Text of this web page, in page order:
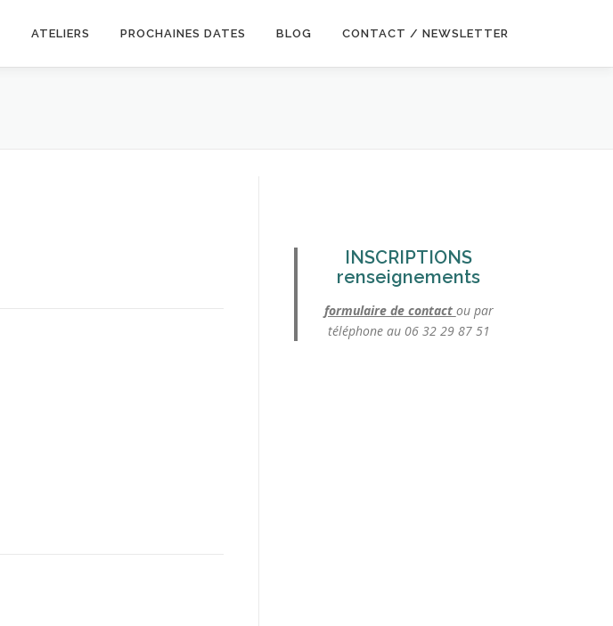
ATELIERS PROCHAINES DATES BLOG CONTACT / NEWSLETTER
INSCRIPTIONS
renseignements
formulaire de contact ou par
téléphone au 06 32 29 87 51